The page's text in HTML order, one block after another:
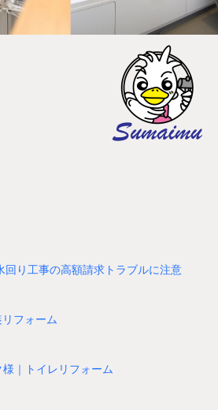
回り工事の高額請求トラブルに注意
リフォーム
様｜トイレリフォーム